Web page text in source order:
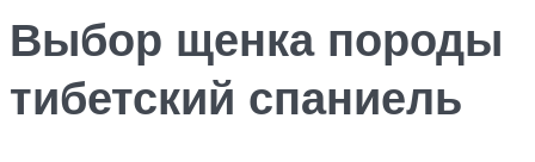
Выбор щенка породы
тибетский спаниель